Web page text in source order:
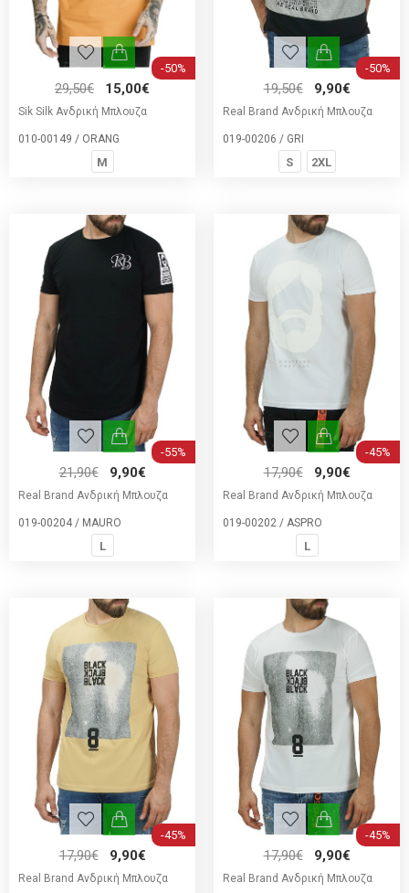
-50%
29,50€ 15,00€
Sik Silk Ανδρική Μπλουζα
010-00149 / ORANG
M
-50%
19,50€ 9,90€
Real Brand Ανδρική Μπλουζα
019-00206 / GRI
S 2XL
-55%
21,90€ 9,90€
Real Brand Ανδρική Μπλουζα
019-00204 / MAURO
L
-45%
17,90€ 9,90€
Real Brand Ανδρική Μπλουζα
019-00202 / ASPRO
L
-45%
17,90€ 9,90€
Real Brand Ανδρική Μπλουζα
-45%
17,90€ 9,90€
Real Brand Ανδρική Μπλουζα